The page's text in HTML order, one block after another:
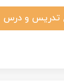
تدریس و درس